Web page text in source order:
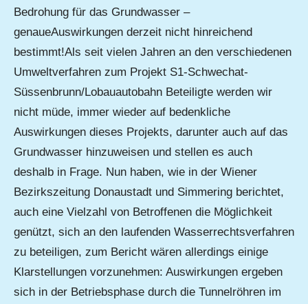
Bedrohung für das Grundwasser –
genaueAuswirkungen derzeit nicht hinreichend
bestimmt!Als seit vielen Jahren an den verschiedenen
Umweltverfahren zum Projekt S1-Schwechat-
Süssenbrunn/Lobauautobahn Beteiligte werden wir
nicht müde, immer wieder auf bedenkliche
Auswirkungen dieses Projekts, darunter auch auf das
Grundwasser hinzuweisen und stellen es auch
deshalb in Frage. Nun haben, wie in der Wiener
Bezirkszeitung Donaustadt und Simmering berichtet,
auch eine Vielzahl von Betroffenen die Möglichkeit
genützt, sich an den laufenden Wasserrechtsverfahren
zu beteiligen, zum Bericht wären allerdings einige
Klarstellungen vorzunehmen: Auswirkungen ergeben
sich in der Betriebsphase durch die Tunnelröhren im